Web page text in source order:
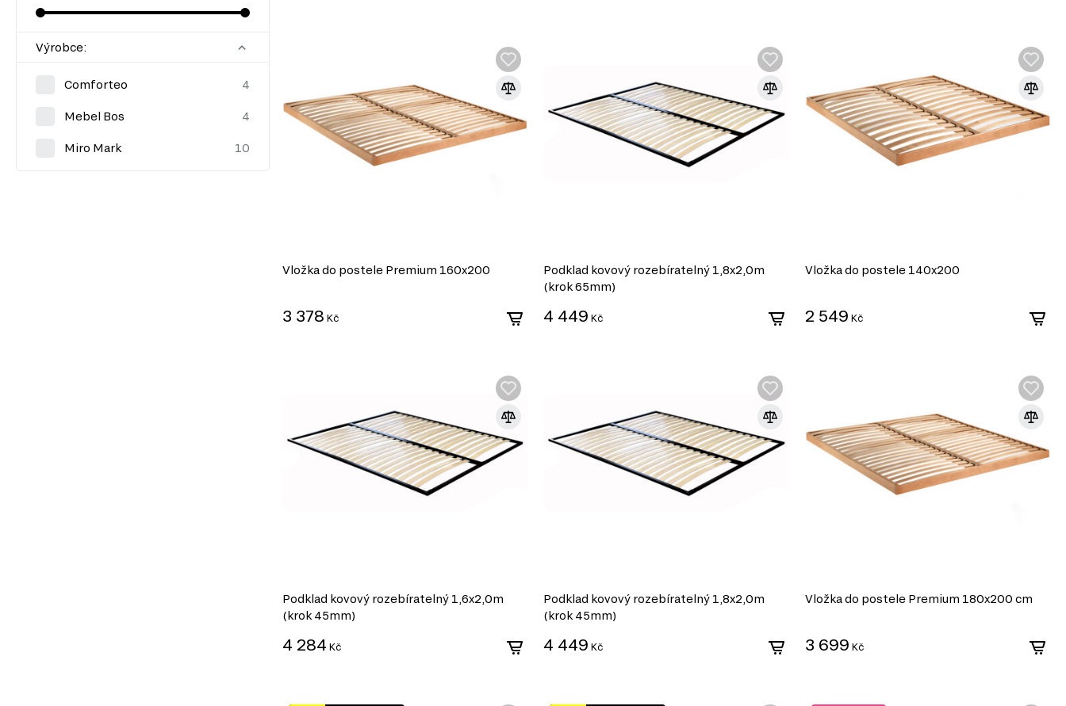
Výrobce:
Comforteo
Mebel Bos
Miro Mark
Vložka do postele Premium 160x200
3 378 Kč
Podklad kovový rozebíratelný 1,8x2,0m
(krok 65mm)
4 449 Kč
Vložka do postele 140x200
2 549 Kč
Podklad kovový rozebíratelný 1,6x2,0m
(krok 45mm)
4 284 Kč
Podklad kovový rozebíratelný 1,8x2,0m
(krok 45mm)
4 449 Kč
Vložka do postele Premium 180x200 cm
3 699 Kč